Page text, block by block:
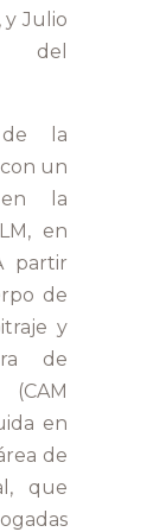
y Julio
del
de la
un
en la
en
partir
de
y
de
en
de
que